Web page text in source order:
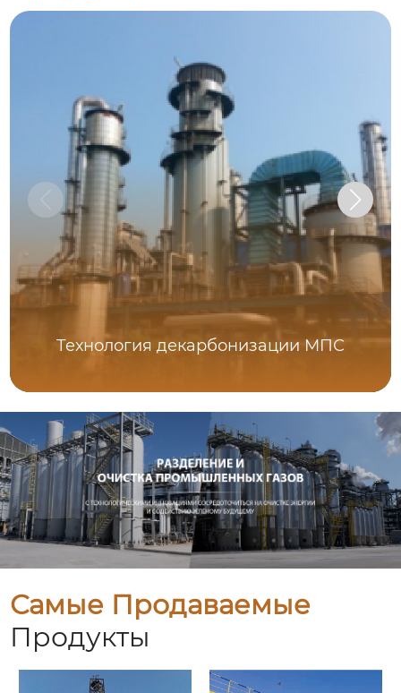
Технология декарбонизации МПС
Самые Продаваемые
Продукты